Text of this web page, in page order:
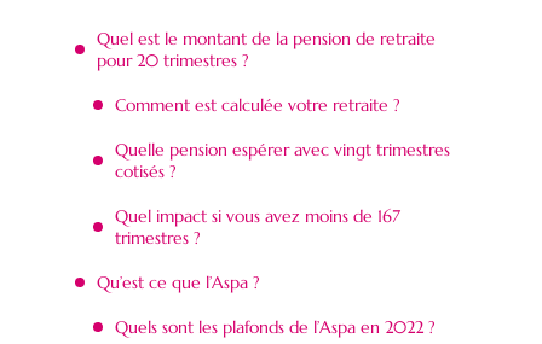
Quel est le montant de la pension de retraite
pour 20 trimestres ?
Comment est calculée votre retraite ?
Quelle pension espérer avec vingt trimestres
cotisés ?
Quel impact si vous avez moins de 167
trimestres ?
Qu’est ce que l’Aspa ?
Quels sont les plafonds de l’Aspa en 2022 ?